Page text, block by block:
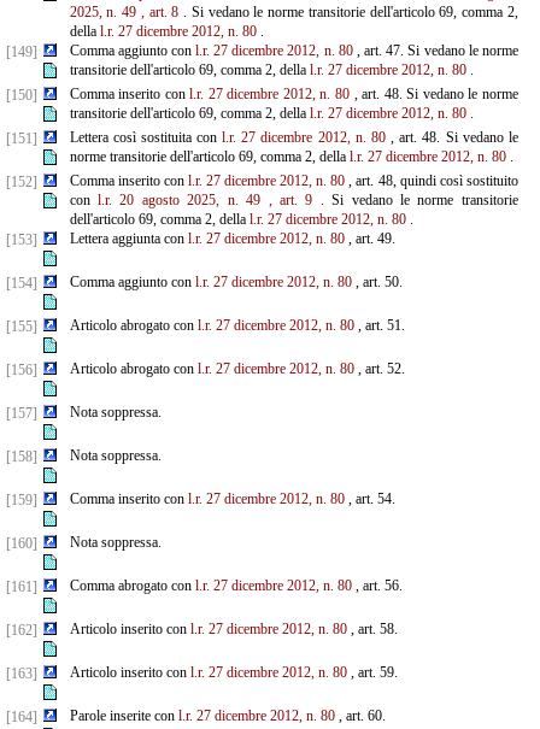
2025, n. 49 , art. 8 . Si vedano le norme transitorie dell'articolo 69, comma 2,
della l.r. 27 dicembre 2012, n. 80.
[149]
Comma aggiunto conl.r. 27 dicembre 2012, n. 80, art. 47. Si vedano le norme
transitorie dell'articolo 69, comma 2, della l.r. 27 dicembre 2012, n. 80.
[150]
Comma inserito conl.r. 27 dicembre 2012, n. 80, art. 48. Si vedano le norme
transitorie dell'articolo 69, comma 2, della l.r. 27 dicembre 2012, n. 80.
[151]
Lettera così sostituita conl.r. 27 dicembre 2012, n. 80, art. 48. Si vedano le
norme transitorie dell'articolo 69, comma 2, della l.r. 27 dicembre 2012, n. 80.
[152]
Comma inserito con l.r. 27 dicembre 2012, n. 80 , art. 48, quindi così sostituito
con l.r. 20 agosto 2025, n. 49 , art. 9 . Si vedano le norme transitorie
dell'articolo 69, comma 2, della l.r. 27 dicembre 2012, n. 80.
[153]
Lettera aggiunta con l.r. 27 dicembre 2012, n. 80, art. 49.
[154] Comma aggiunto con l.r. 27 dicembre 2012, n. 80, art. 50.
[155] Articolo abrogato con l.r. 27 dicembre 2012, n. 80, art. 51.
[156] Articolo abrogato con l.r. 27 dicembre 2012, n. 80, art. 52.
[157] Nota soppressa.
[158] Nota soppressa.
[159] Comma inserito con l.r. 27 dicembre 2012, n. 80, art. 54.
[160] Nota soppressa.
[161] Comma abrogato con l.r. 27 dicembre 2012, n. 80, art. 56.
[162] Articolo inserito con l.r. 27 dicembre 2012, n. 80, art. 58.
[163] Articolo inserito con l.r. 27 dicembre 2012, n. 80, art. 59.
[164] Parole inserite con l.r. 27 dicembre 2012, n. 80, art. 60.